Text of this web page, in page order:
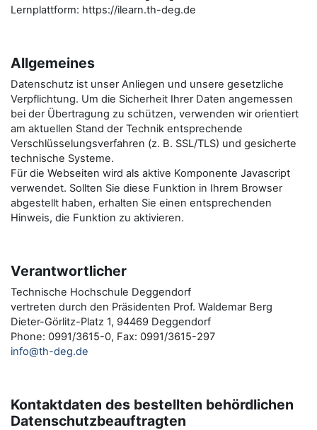
Lernplattform: https://ilearn.th-deg.de
Allgemeines
Datenschutz ist unser Anliegen und unsere gesetzliche
Verpflichtung. Um die Sicherheit Ihrer Daten angemessen
bei der Übertragung zu schützen, verwenden wir orientiert
am aktuellen Stand der Technik entsprechende
Verschlüsselungsverfahren (z. B. SSL/TLS) und gesicherte
technische Systeme.
Für die Webseiten wird als aktive Komponente Javascript
verwendet. Sollten Sie diese Funktion in Ihrem Browser
abgestellt haben, erhalten Sie einen entsprechenden
Hinweis, die Funktion zu aktivieren.
Verantwortlicher
Technische Hochschule Deggendorf
vertreten durch den Präsidenten Prof. Waldemar Berg
Dieter-Görlitz-Platz 1, 94469 Deggendorf
Phone: 0991/3615-0, Fax: 0991/3615-297
info@th-deg.de
Kontaktdaten des bestellten behördlichen
Datenschutzbeauftragten